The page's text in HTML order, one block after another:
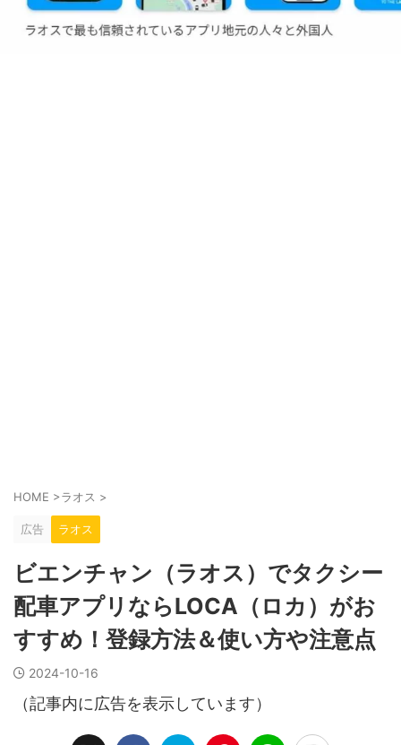
HOME >ラオス >
広告 ラオス
ビエンチャン（ラオス）でタクシー
配車アプリならLOCA（ロカ）がお
すすめ！登録方法＆使い方や注意点
2024-10-16
（記事内に広告を表示しています）